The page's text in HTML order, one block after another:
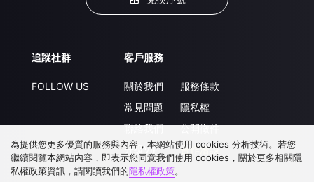
追蹤社群
FOLLOW US
客戶服務
關於我們
常見問題
聯絡我們
升級VIP
服務條款
隱私權
公開徵件
合作洽談
為提供您更多優質的服務與內容，本網站使用 cookies 分析技術。若您
繼續閱覽本網站內容，即表示您同意我們使用 cookies，關於更多相關隱
私權政策資訊，請閱讀我們的隱私權政策。